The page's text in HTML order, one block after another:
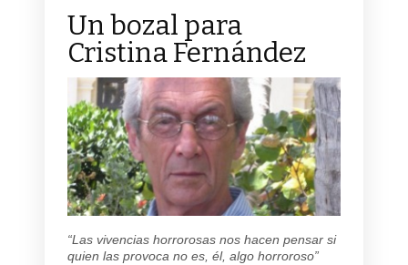
Un bozal para
Cristina Fernández
“Las vivencias horrorosas nos hacen pensar si
quien las provoca no es, él, algo horroroso”